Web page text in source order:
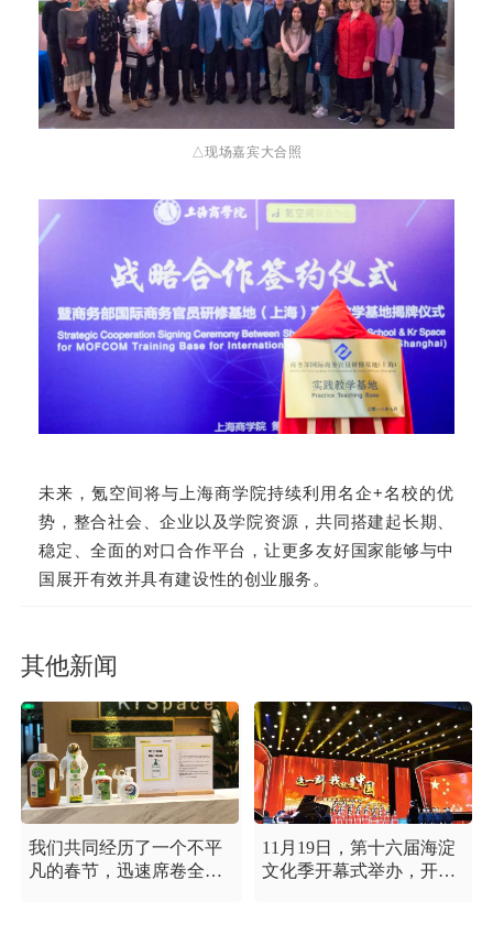
△现场嘉宾大合照
未来，氪空间将与上海商学院持续利用名企+名校的优
势，整合社会、企业以及学院资源，共同搭建起长期、
稳定、全面的对口合作平台，让更多友好国家能够与中
国展开有效并具有建设性的创业服务。
其他新闻
我们共同经历了一个不平
凡的春节，迅速席卷全国
11月19日，第十六届海淀
文化季开幕式举办，开幕